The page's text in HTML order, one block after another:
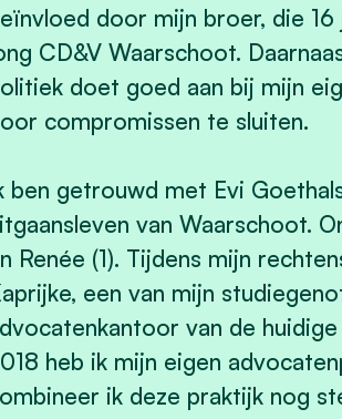
door mijn broer, die
CD&V Waarschoot.
doet goed aan bij mijn
compromissen te sluiten.
ben getrouwd met Evi
van Waarschoot.
Renée (1). Tijdens mijn
een van mijn
van de
heb ik mijn eigen
ik deze praktijk nog